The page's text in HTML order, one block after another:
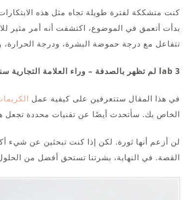
كنت متشككة لفترة طويلة تجاه مثل هذه
بدأت أتعمق في الموضوع، اكتشفت أنه أمر مثير
تتفاعل مع درجة حموضة البشرة، ودرجة الحرارة،
3 lab لم تظهر بالصدفة – وراء العلامة التجارية سنوات من الأبحاث حول كيفية عمل البشرة فعليًا.
في هذا المقال ستتعرفين على كيفية عمل
الخاص بك. سأتحدث أيضًا عن تقنيات محددة تجعل
لن أزعم أنها ثورة. لكن إذا كنت تبحثين عن
القصة. في النهاية، بشرتنا تستحق أفضل من